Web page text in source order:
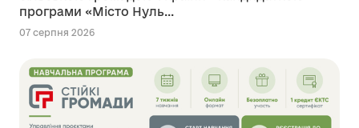
програми «Місто Нуль...
07 серпня 2026